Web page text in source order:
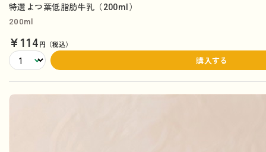
特選よつ葉低脂肪牛乳（200ml）
200ml
¥114円（税込）
購入する